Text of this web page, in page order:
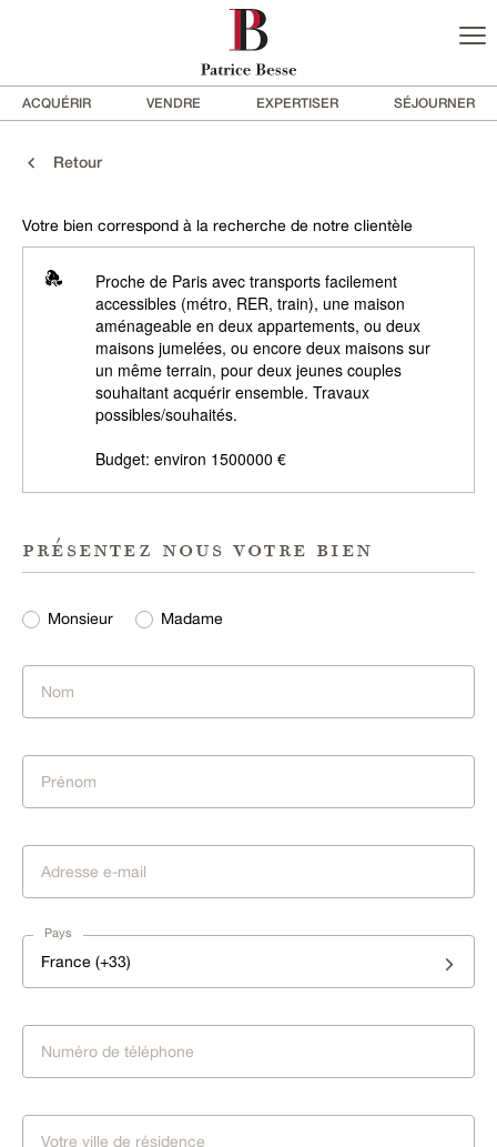
ACQUÉRIR VENDRE EXPERTISER SÉJOURNER
Retour
Votre bien correspond à la recherche de notre clientèle
Proche de Paris avec transports facilement
accessibles (métro, RER, train), une maison
aménageable en deux appartements, ou deux
maisons jumelées, ou encore deux maisons sur
un même terrain, pour deux jeunes couples
souhaitant acquérir ensemble. Travaux
possibles/souhaités.
Budget: environ 1500000 €
présentez nous votre bien
Monsieur Madame
Pays
France (+33)